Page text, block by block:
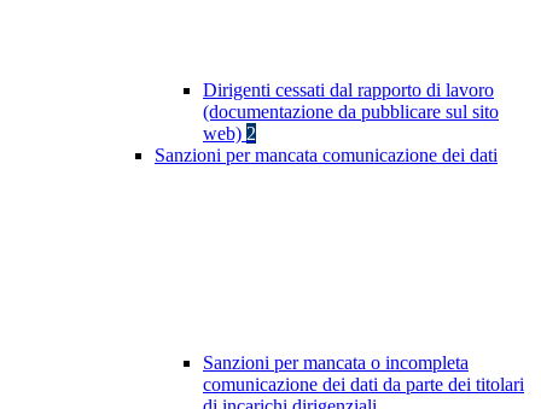
Dirigenti cessati dal rapporto di lavoro
(documentazione da pubblicare sul sito
web) 2
Sanzioni per mancata comunicazione dei dati
Sanzioni per mancata o incompleta
comunicazione dei dati da parte dei titolari